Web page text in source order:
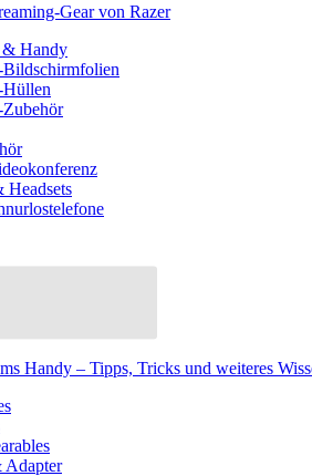
Gear von Razer
& Handy
Bildschirmfolien
Hüllen
Zubehör
Handy – Tipps, Tricks und weiteres
Adapter